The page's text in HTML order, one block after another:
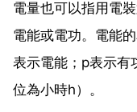
電量也可以指用電
電能或電功。電能
表示電能；p表示有
位為小時h）。